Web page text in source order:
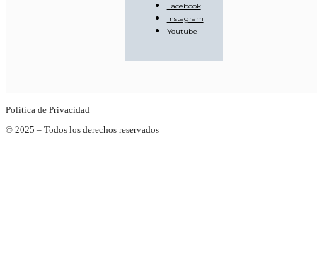
Facebook
Instagram
Youtube
Política de Privacidad
© 2025 – Todos los derechos reservados